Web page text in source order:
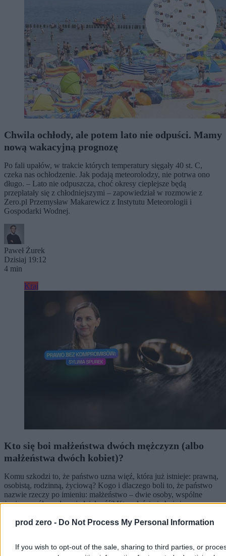
prod zero - Do Not Process My Personal Information
If you wish to opt-out of the sale, sharing to third parties, or
Chwila ochłody, ale potem lato nie odpuści. Mamy
nową wakacyjną prognozę
Po fali upałów, w trakcie których temperatury sięgały 40 st. C,
czeka nas ochłodzenie. Jak podają meteorolodzy, nie potrwa ono
długo. – Lato nie odpuszcza, choć okresy cieplejsze będą
przeplatały się z chłodniejszymi – zapowiedział w rozmowie z
Zero.pl Przemysław Makarewicz z Instytutu Meteorologii i
Gospodarki Wodnej.
Paweł Żurek
Dzisiaj 19:12
4 min
Kraj
Kto się boi małżeństwa dwóch mężczyzn (albo
małżeństwa dwóch kobiet)?
Komu szkodzi to, że państwo uzna więź, która już istnieje: prawną,
osobistą, rodzinną, życiową? Kogo i dlaczego boli to, że państwo
nazwie rzeczy po imieniu: małżeństwo – dwie osoby, wspólne
życie, wspólna odpowiedzialność? Kto właściwie boi się
Sylwia Spurek